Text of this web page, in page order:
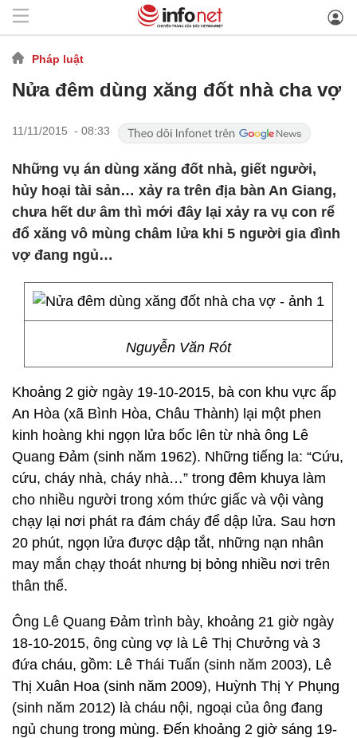
Pháp luật
Nửa đêm dùng xăng đốt nhà cha vợ
11/11/2015 - 08:33
Những vụ án dùng xăng đốt nhà, giết người,
hủy hoại tài sản… xảy ra trên địa bàn An Giang,
chưa hết dư âm thì mới đây lại xảy ra vụ con rể
đổ xăng vô mùng châm lửa khi 5 người gia đình
vợ đang ngủ…
Nguyễn Văn Rót
Khoảng 2 giờ ngày 19-10-2015, bà con khu vực ấp
An Hòa (xã Bình Hòa, Châu Thành) lại một phen
kinh hoàng khi ngọn lửa bốc lên từ nhà ông Lê
Quang Đảm (sinh năm 1962). Những tiếng la: “Cứu,
cứu, cháy nhà, cháy nhà…” trong đêm khuya làm
cho nhiều người trong xóm thức giấc và vội vàng
chạy lại nơi phát ra đám cháy để dập lửa. Sau hơn
20 phút, ngọn lửa được dập tắt, những nạn nhân
may mắn chạy thoát nhưng bị bỏng nhiều nơi trên
thân thể.
Ông Lê Quang Đảm trình bày, khoảng 21 giờ ngày
18-10-2015, ông cùng vợ là Lê Thị Chưởng và 3
đứa cháu, gồm: Lê Thái Tuấn (sinh năm 2003), Lê
Thị Xuân Hoa (sinh năm 2009), Huỳnh Thị Y Phụng
(sinh năm 2012) là cháu nội, ngoại của ông đang
ngủ chung trong mùng. Đến khoảng 2 giờ sáng 19-